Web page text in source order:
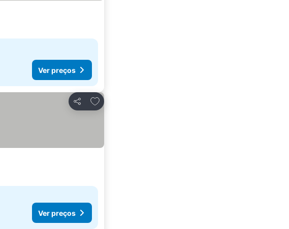
Ver preços
Partilhar
Adicionar aos favoritos
Ver preços